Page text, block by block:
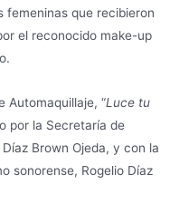
femeninas que recibieron
el reconocido make-up
Automaquillaje, “Luce tu
por la Secretaría de
Brown Ojeda, y con la
sonorense, Rogelio Díaz